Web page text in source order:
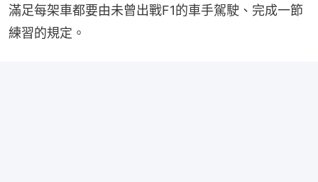
滿足每架車都要由未曾出戰F1的車手駕駛、完成一節
練習的規定。